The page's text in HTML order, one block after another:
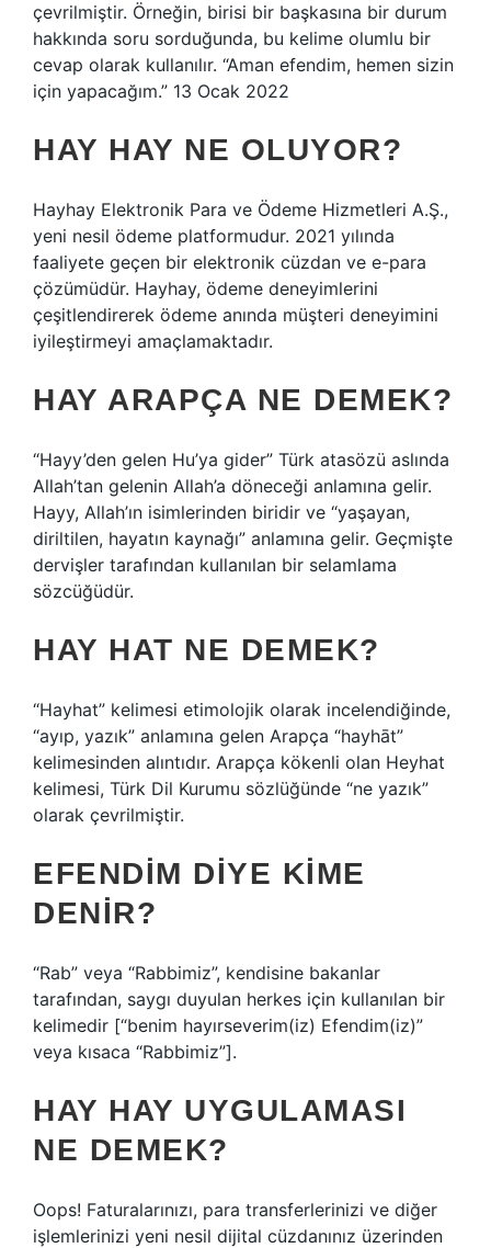
çevrilmiştir. Örneğin, birisi bir başkasına bir durum
hakkında soru sorduğunda, bu kelime olumlu bir
cevap olarak kullanılır. “Aman efendim, hemen sizin
için yapacağım.” 13 Ocak 2022
HAY HAY NE OLUYOR?
Hayhay Elektronik Para ve Ödeme Hizmetleri A.Ş.,
yeni nesil ödeme platformudur. 2021 yılında
faaliyete geçen bir elektronik cüzdan ve e-para
çözümüdür. Hayhay, ödeme deneyimlerini
çeşitlendirerek ödeme anında müşteri deneyimini
iyileştirmeyi amaçlamaktadır.
HAY ARAPÇA NE DEMEK?
“Hayy’den gelen Hu’ya gider” Türk atasözü aslında
Allah’tan gelenin Allah’a döneceği anlamına gelir.
Hayy, Allah’ın isimlerinden biridir ve “yaşayan,
diriltilen, hayatın kaynağı” anlamına gelir. Geçmişte
dervişler tarafından kullanılan bir selamlama
sözcüğüdür.
HAY HAT NE DEMEK?
“Hayhat” kelimesi etimolojik olarak incelendiğinde,
“ayıp, yazık” anlamına gelen Arapça “hayhāt”
kelimesinden alıntıdır. Arapça kökenli olan Heyhat
kelimesi, Türk Dil Kurumu sözlüğünde “ne yazık”
olarak çevrilmiştir.
EFENDIM DIYE KIME
DENIR?
“Rab” veya “Rabbimiz”, kendisine bakanlar
tarafından, saygı duyulan herkes için kullanılan bir
kelimedir [“benim hayırseverim(iz) Efendim(iz)”
veya kısaca “Rabbimiz”].
HAY HAY UYGULAMASI
NE DEMEK?
Oops! Faturalarınızı, para transferlerinizi ve diğer
işlemlerinizi yeni nesil dijital cüzdanınız üzerinden